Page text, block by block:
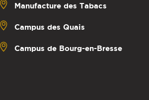
Manufacture des Tabacs
Campus des Quais
Campus de Bourg-en-Bresse